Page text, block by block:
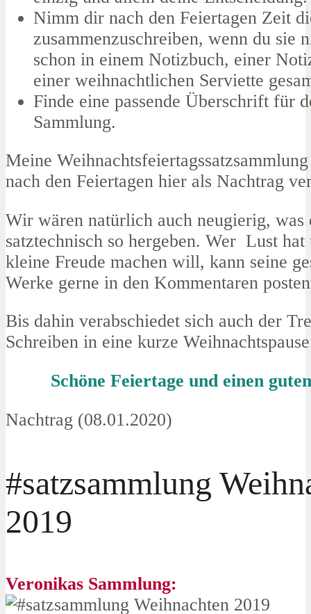
Nimm dir nach den Feiertagen Zeit
zusammenzuschreiben, wenn du sie
schon in einem Notizbuch, einer
einer weihnachtlichen Serviette
Finde eine passende Überschrift für
Sammlung.
Meine
nach den Feiertagen hier als Nachtrag
Wir wären natürlich auch neugierig, was
satztechnisch so hergeben. Wer Lust hat
kleine Freude machen will, kann seine
Werke gerne in den Kommentaren
Bis dahin verabschiedet sich auch der
Schreiben in eine kurze
Schöne Feiertage und einen
Nachtrag (08.01.2020)
#satzsammlung
2019
Veronikas Sammlung: